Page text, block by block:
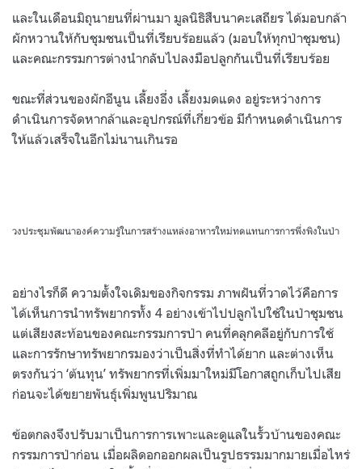
และในเดือนมิถุนายนที่ผ่านมา มูลนิธิสืบนาคะเสถียร ได้มอบกล้า
ผักหวานให้กับชุมชนเป็นที่เรียบร้อยแล้ว (มอบให้ทุกป่าชุมชน)
และคณะกรรมการต่างนำกลับไปลงมือปลูกกันเป็นที่เรียบร้อย
ขณะที่ส่วนของผักอีนูน เลี้ยงอึ่ง เลี้ยงมดแดง อยู่ระหว่างการ
ดำเนินการจัดหากล้าและอุปกรณ์ที่เกี่ยวข้อ มีกำหนดดำเนินการ
ให้แล้วเสร็จในอีกไม่นานเกินรอ
วงประชุมพัฒนาองค์ความรู้ในการสร้างแหล่งอาหารใหม่ทดแทนการการพึ่งพิงในป่า
อย่างไรก็ดี ความตั้งใจเดิมของกิจกรรม ภาพฝันที่วาดไว้คือการ
ได้เห็นการนำทรัพยากรทั้ง 4 อย่างเข้าไปปลูกไปใช้ในป่าชุมชน
แต่เสียงสะท้อนของคณะกรรมการป่า คนที่คลุกคลีอยู่กับการใช้
และการรักษาทรัพยากรมองว่าเป็นสิ่งที่ทำได้ยาก และต่างเห็น
ตรงกันว่า ‘ต้นทุน’ ทรัพยากรที่เพิ่มมาใหม่มีโอกาสถูกเก็บไปเสีย
ก่อนจะได้ขยายพันธุ์เพิ่มพูนปริมาณ
ข้อตกลงจึงปรับมาเป็นการการเพาะและดูแลในรั้วบ้านของคณะ
กรรมการป่าก่อน เมื่อผลิดอกออกผลเป็นรูปธรรมมากมายเมื่อไหร่